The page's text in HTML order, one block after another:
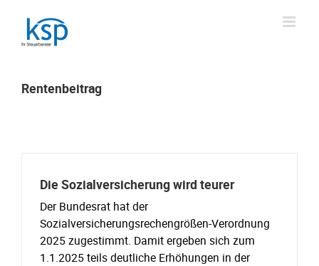
content
Rentenbeitrag
Die Sozialversicherung wird teurer
Der Bundesrat hat der
Sozialversicherungsrechengrößen-Verordnung
2025 zugestimmt. Damit ergeben sich zum
1.1.2025 teils deutliche Erhöhungen in der